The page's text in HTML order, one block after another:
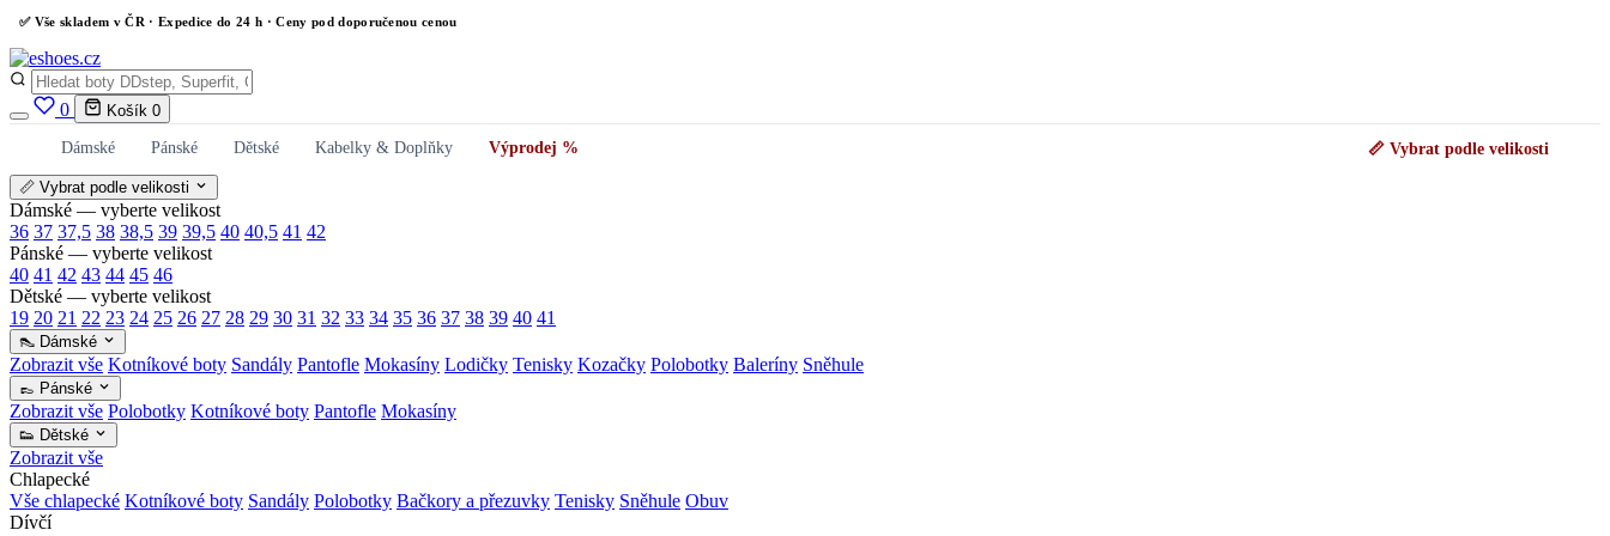
✅ Vše skladem v ČR · Expedice do 24 h · Ceny pod doporučenou cenou
0 Košík 0
Dámské Pánské Dětské Kabelky & Doplňky Výprodej % 📏 Vybrat podle velikosti
📏 Vybrat podle velikosti
Dámské — vyberte velikost
36 37 37,5 38 38,5 39 39,5 40 40,5 41 42
Pánské — vyberte velikost
40 41 42 43 44 45 46
Dětské — vyberte velikost
19 20 21 22 23 24 25 26 27 28 29 30 31 32 33 34 35 36 37 38 39 40 41
👠 Dámské
Zobrazit vše Kotníkové boty Sandály Pantofle Mokasíny Lodičky Tenisky Kozačky Polobotky Baleríny Sněhule
👞 Pánské
Zobrazit vše Polobotky Kotníkové boty Pantofle Mokasíny
👟 Dětské
Zobrazit vše
Chlapecké
Vše chlapecké Kotníkové boty Sandály Polobotky Bačkory a přezuvky Tenisky Sněhule Obuv
Dívčí